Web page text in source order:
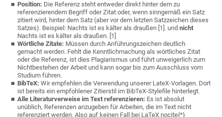
Position: Die Referenz steht entweder direkt hinter dem zu
referenzierendem Begriff oder Zitat oder, wenn sinngemäß ein Satz
zitiert wird, hinter dem Satz (aber vor dem letzten Satzzeichen dieses
Satzes). Beispiel: Nachts ist es kälter als draußen [1]. undnicht
Nachts ist es kälter als draußen. [1]
Wörtliche Zitate: Müssen durch Anführungszeichen deutlich
gemacht werden. Fehlt die Kenntlichmachung als wörtliches Zitat
oder die Referenz, ist dies Plagiarismus und führt unweigerlich zum
Nichtbestehen der Arbeit und kann sogar bis zum Ausschluss vom
Studium führen.
BibTeX: Wir empfehlen die Verwendung unserer LateX-Vorlagen. Dort
ist bereits ein empfohlener Zitierstil im BibTeX-Stylefile hinterlegt.
Alle Literaturverweise im Text referenzieren: Es ist absolut
unüblich, Referenzen anzugeben für Arbeiten, die im Text nicht
referenziert werden. Also auf keinen Fall bei LaTeX nocite{*}